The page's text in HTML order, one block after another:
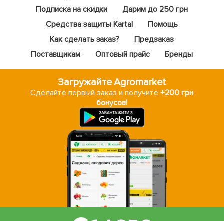
Подписка на скидки
Дарим до 250 грн
Средства защиты Kartal
Помощь
Как сделать заказ?
Предзаказ
Поставщикам
Оптовый прайс Бренды
Загружайте Agromarket
Сделайте первый заказ и получите +200 грн
бонусов!